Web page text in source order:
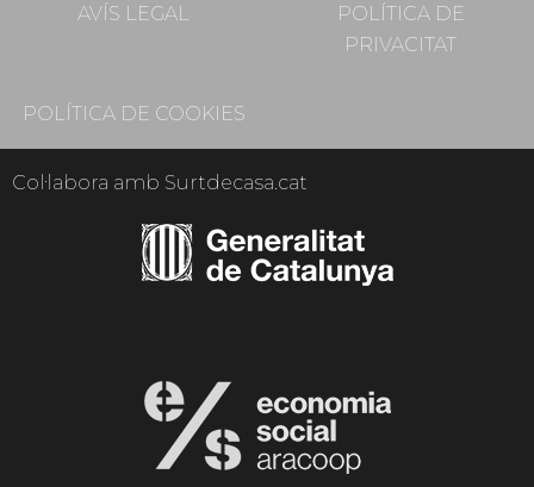
AVÍS LEGAL
POLÍTICA DE
PRIVACITAT
POLÍTICA DE COOKIES
Col·labora amb Surtdecasa.cat